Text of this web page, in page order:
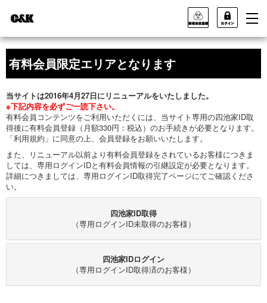
有料会員限定エリアとなります
当サイトは2016年4月27日にリニューアルをいたしました。
※下記内容を必ずご一読下さい。
有料会員コンテンツをご利用いただくには、当サイト専用の四池家ID取
得後に有料会員登録（月額330円：税込）のお手続きが必要となります。
「利用規約」に同意の上、会員登録をお願いいたします。
また、リニューアル以前より有料会員登録をされているお客様につきま
しては、専用ログインIDと有料会員情報の引継設定が必要となります。
詳細につきましては、専用ログインID取得完了ページにてご確認くださ
い。
四池家ID取得
（専用ログインID未取得のお客様）
四池家IDログイン
（専用ログインID取得済のお客様）